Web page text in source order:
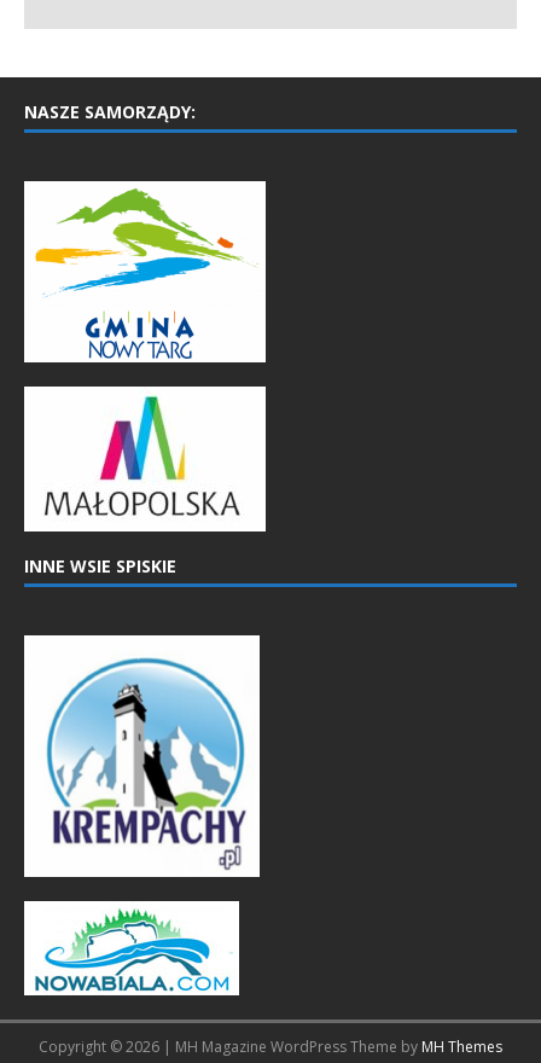
NASZE SAMORZĄDY:
INNE WSIE SPISKIE
Copyright © 2026 | MH Magazine WordPress Theme by MH Themes